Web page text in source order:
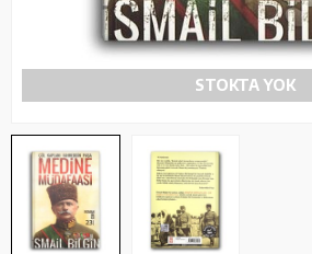
STOKTA YOK